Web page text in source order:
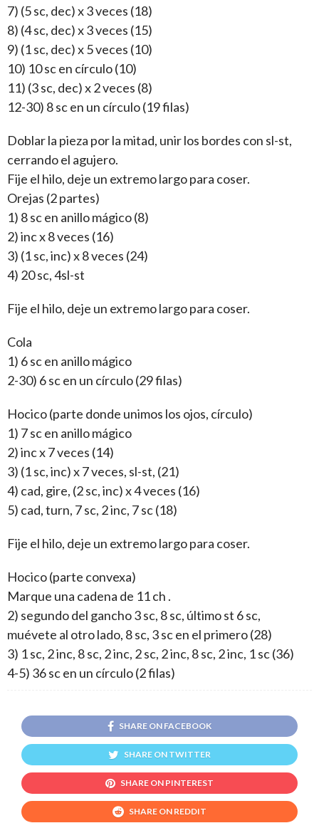
7) (5 sc, dec) x 3 veces (18)
8) (4 sc, dec) x 3 veces (15)
9) (1 sc, dec) x 5 veces (10)
10) 10 sc en círculo (10)
11) (3 sc, dec) x 2 veces (8)
12-30) 8 sc en un círculo (19 filas)
Doblar la pieza por la mitad, unir los bordes con sl-st,
cerrando el agujero.
Fije el hilo, deje un extremo largo para coser.
Orejas (2 partes)
1) 8 sc en anillo mágico (8)
2) inc x 8 veces (16)
3) (1 sc, inc) x 8 veces (24)
4) 20 sc, 4sl-st
Fije el hilo, deje un extremo largo para coser.
Cola
1) 6 sc en anillo mágico
2-30) 6 sc en un círculo (29 filas)
Hocico (parte donde unimos los ojos, círculo)
1) 7 sc en anillo mágico
2) inc x 7 veces (14)
3) (1 sc, inc) x 7 veces, sl-st, (21)
4) cad, gire, (2 sc, inc) x 4 veces (16)
5) cad, turn, 7 sc, 2 inc, 7 sc (18)
Fije el hilo, deje un extremo largo para coser.
Hocico (parte convexa)
Marque una cadena de 11 ch .
2) segundo del gancho 3 sc, 8 sc, último st 6 sc,
muévete al otro lado, 8 sc, 3 sc en el primero (28)
3) 1 sc, 2 inc, 8 sc, 2 inc, 2 sc, 2 inc, 8 sc, 2 inc, 1 sc (36)
4-5) 36 sc en un círculo (2 filas)
SHARE ON FACEBOOK
SHARE ON TWITTER
SHARE ON PINTEREST
SHARE ON REDDIT